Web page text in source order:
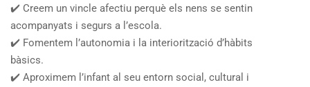
✔️ Creem un vincle afectiu perquè els nens se sentin
acompanyats i segurs a l’escola.
✔️ Fomentem l’autonomia i la interiorització d’hàbits
bàsics.
✔️ Aproximem l’infant al seu entorn social, cultural i